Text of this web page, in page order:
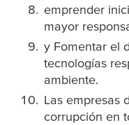
emprender
mayor
y Fomentar el
tecnologías
ambiente.
Las empresas
corrupción en